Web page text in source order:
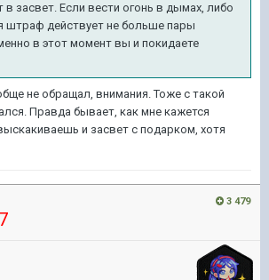
в засвет. Если вести огонь в дымах, либо
штраф действует не больше пары
в этот момент вы и покидаете
не обращал, внимания. Тоже с такой
Правда бывает, как мне кажется
и засвет с подарком, хотя
3 479